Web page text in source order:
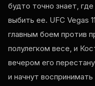
будто точно знает,
выбить ее. UFC Vegas
главным боем против
полулегком весе, и
вечером его
и начнут